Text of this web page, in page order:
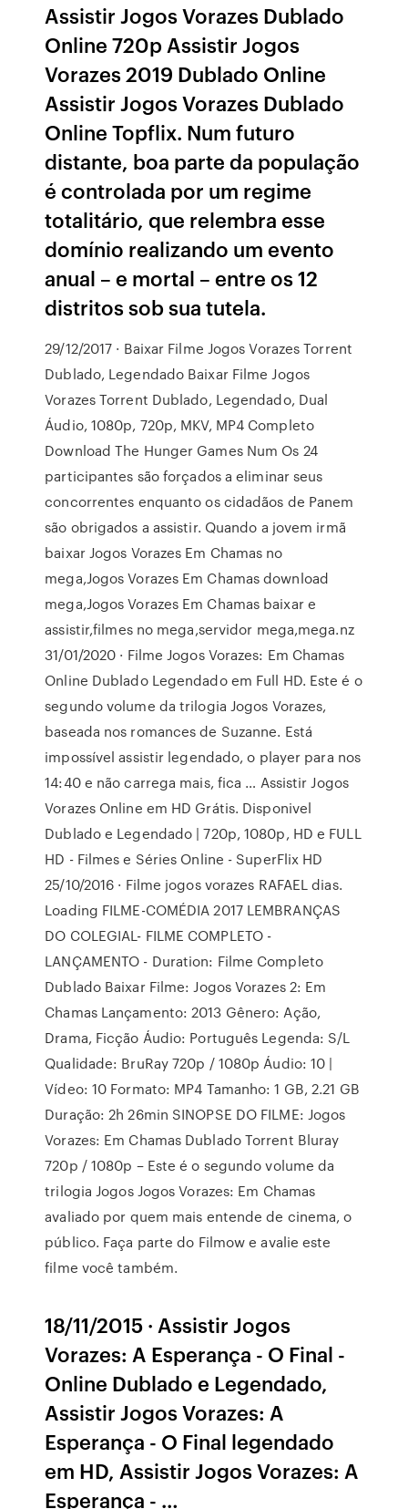
Assistir Jogos Vorazes Dublado
Online 720p Assistir Jogos
Vorazes 2019 Dublado Online
Assistir Jogos Vorazes Dublado
Online Topflix. Num futuro
distante, boa parte da população
é controlada por um regime
totalitário, que relembra esse
domínio realizando um evento
anual – e mortal – entre os 12
distritos sob sua tutela.
29/12/2017 · Baixar Filme Jogos Vorazes Torrent
Dublado, Legendado Baixar Filme Jogos
Vorazes Torrent Dublado, Legendado, Dual
Áudio, 1080p, 720p, MKV, MP4 Completo
Download The Hunger Games Num Os 24
participantes são forçados a eliminar seus
concorrentes enquanto os cidadãos de Panem
são obrigados a assistir. Quando a jovem irmã
baixar Jogos Vorazes Em Chamas no
mega,Jogos Vorazes Em Chamas download
mega,Jogos Vorazes Em Chamas baixar e
assistir,filmes no mega,servidor mega,mega.nz
31/01/2020 · Filme Jogos Vorazes: Em Chamas
Online Dublado Legendado em Full HD. Este é o
segundo volume da trilogia Jogos Vorazes,
baseada nos romances de Suzanne. Está
impossível assistir legendado, o player para nos
14:40 e não carrega mais, fica … Assistir Jogos
Vorazes Online em HD Grátis. Disponivel
Dublado e Legendado | 720p, 1080p, HD e FULL
HD - Filmes e Séries Online - SuperFlix HD
25/10/2016 · Filme jogos vorazes RAFAEL dias.
Loading FILME-COMÉDIA 2017 LEMBRANÇAS
DO COLEGIAL- FILME COMPLETO -
LANÇAMENTO - Duration: Filme Completo
Dublado Baixar Filme: Jogos Vorazes 2: Em
Chamas Lançamento: 2013 Gênero: Ação,
Drama, Ficção Áudio: Português Legenda: S/L
Qualidade: BruRay 720p / 1080p Áudio: 10 |
Vídeo: 10 Formato: MP4 Tamanho: 1 GB, 2.21 GB
Duração: 2h 26min SINOPSE DO FILME: Jogos
Vorazes: Em Chamas Dublado Torrent Bluray
720p / 1080p – Este é o segundo volume da
trilogia Jogos Jogos Vorazes: Em Chamas
avaliado por quem mais entende de cinema, o
público. Faça parte do Filmow e avalie este
filme você também.
18/11/2015 · Assistir Jogos
Vorazes: A Esperança - O Final -
Online Dublado e Legendado,
Assistir Jogos Vorazes: A
Esperança - O Final legendado
em HD, Assistir Jogos Vorazes: A
Esperança - …